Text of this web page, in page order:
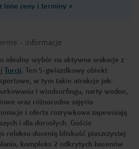
inne ceny i terminy »
- informacje
idealny wybór na aktywne wakacje z
Turcji. Ten 5-gwiazdkowy obiekt
w tym takie atrakcje jak:
i windsurfingu, narty wodne,
oraz różnorodne zajęcia
i oferta rozrywkowa zapewniają
i dla dorosłych. Goście
relaksu docenią bliskość piaszczystej
kompleks 2 odkrytych basenów